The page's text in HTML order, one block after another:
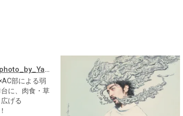
部による弱
に、肉食・草
げる